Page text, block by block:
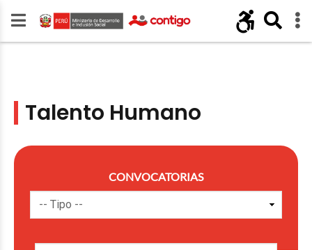
Talento Humano
CONVOCATORIAS